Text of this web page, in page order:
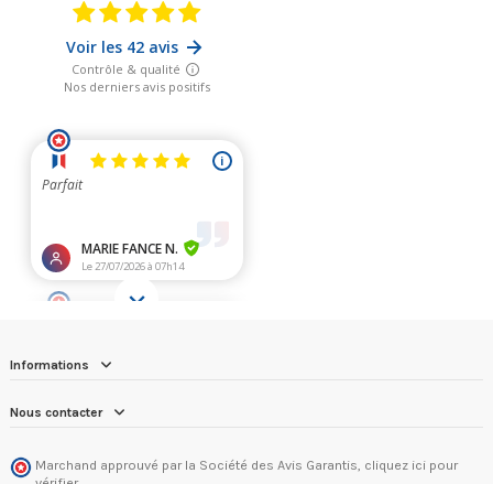
Informations
Nous contacter
Marchand approuvé par la Société des Avis Garantis, cliquez ici pour